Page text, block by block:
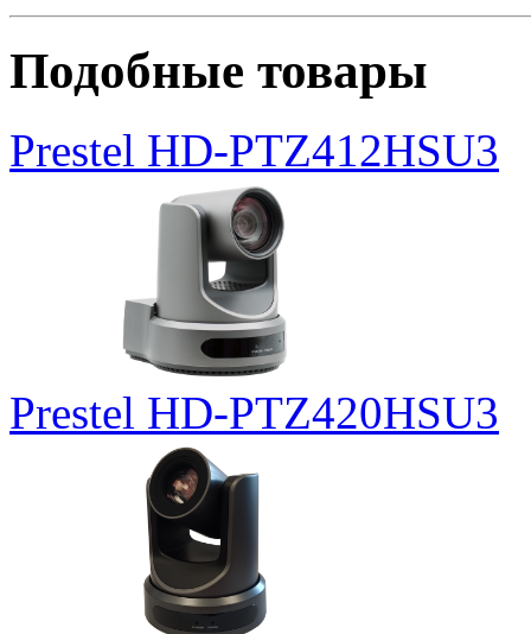
Подобные товары
Prestel HD-PTZ412HSU3
Prestel HD-PTZ420HSU3